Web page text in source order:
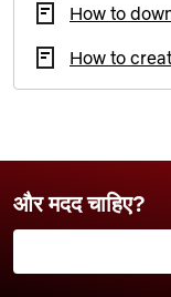
How to
How to
और मदद चाहिए?